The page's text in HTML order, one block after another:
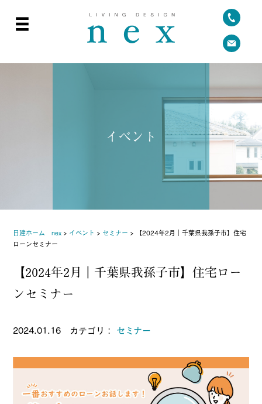
イベント
日建ホーム nex > イベント > セミナー >
【2024年2月｜千葉県我孫子市】住宅
ローンセミナー
【2024年2月｜千葉県我孫子市】住宅ロー
ンセミナー
2024.01.16 カテゴリ： セミナー